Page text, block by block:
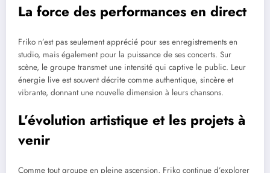
La force des performances en direct
Friko n’est pas seulement apprécié pour ses enregistrements en
studio, mais également pour la puissance de ses concerts. Sur
scène, le groupe transmet une intensité qui captive le public. Leur
énergie live est souvent décrite comme authentique, sincère et
vibrante, donnant une nouvelle dimension à leurs chansons.
L’évolution artistique et les projets à
venir
Comme tout groupe en pleine ascension, Friko continue d’explorer